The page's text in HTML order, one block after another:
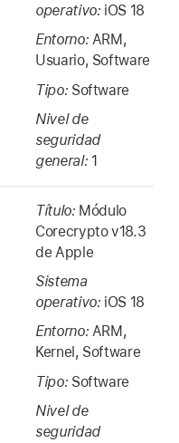
operativo: iOS 18
Entorno: ARM,
Usuario, Software
Tipo: Software
Nivel de
seguridad
general: 1
Título: Módulo
Corecrypto v18.3
de Apple
Sistema
operativo: iOS 18
Entorno: ARM,
Kernel, Software
Tipo: Software
Nivel de
seguridad